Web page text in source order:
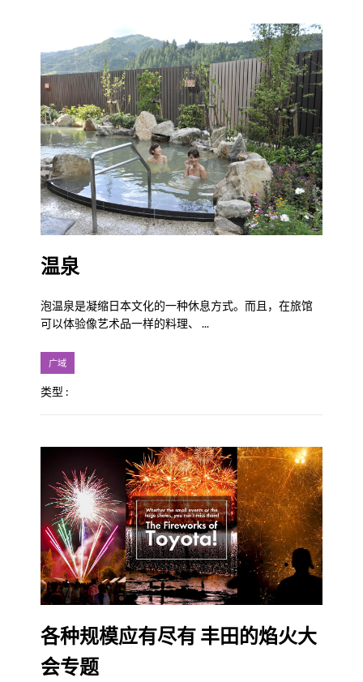
温泉
泡温泉是凝缩日本文化的一种休息方式。而且，在旅馆
可以体验像艺术品一样的料理、 ...
广域
类型 :
各种规模应有尽有 丰田的焰火大
会专题